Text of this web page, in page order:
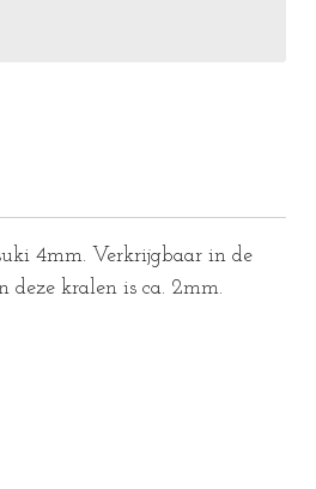
4mm. Verkrijgbaar in de
kralen is ca. 2mm.